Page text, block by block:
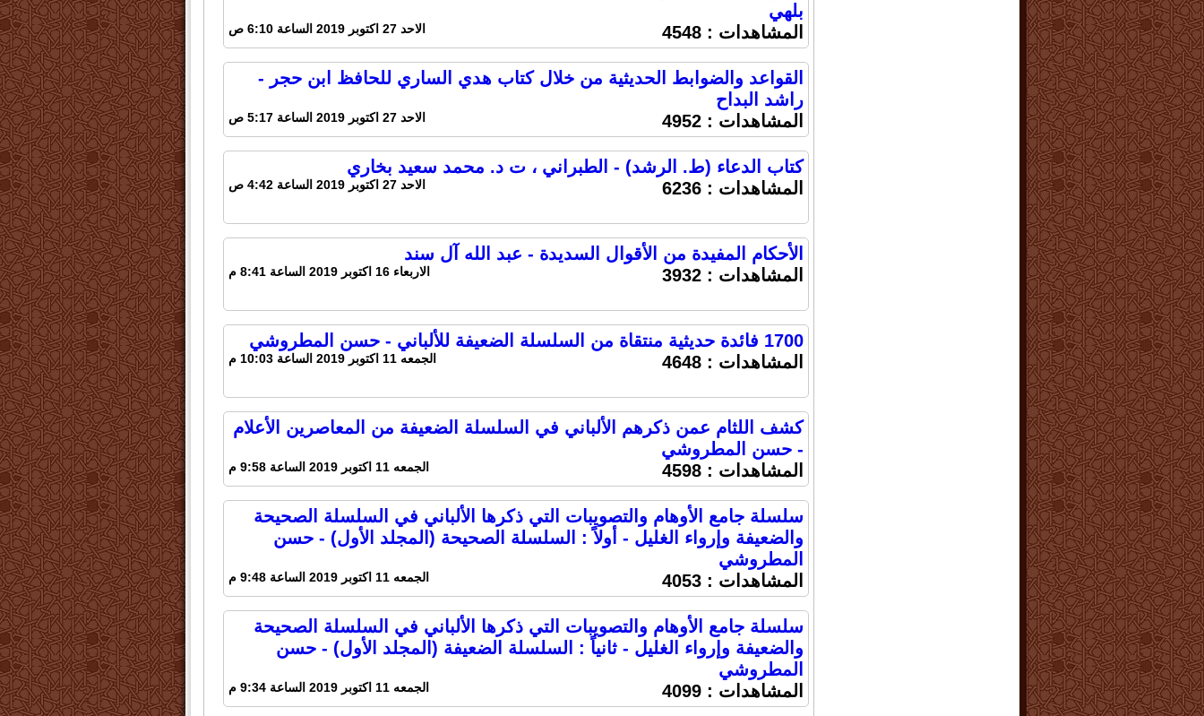
بلهي
المشاهدات :4548 الاحد 27 اكتوبر 2019 الساعة 6:10 ص
القواعد والضوابط الحديثية من خلال كتاب هدي الساري للحافظ ابن حجر -
راشد البداح
المشاهدات :4952 الاحد 27 اكتوبر 2019 الساعة 5:17 ص
كتاب الدعاء (ط. الرشد) - الطبراني ، ت د. محمد سعيد بخاري
المشاهدات :6236 الاحد 27 اكتوبر 2019 الساعة 4:42 ص
الأحكام المفيدة من الأقوال السديدة - عبد الله آل سند
المشاهدات :3932 الاربعاء 16 اكتوبر 2019 الساعة 8:41 م
1700 فائدة حديثية منتقاة من السلسلة الضعيفة للألباني - حسن المطروشي
المشاهدات :4648 الجمعه 11 اكتوبر 2019 الساعة 10:03 م
كشف اللثام عمن ذكرهم الألباني في السلسلة الضعيفة من المعاصرين الأعلام
- حسن المطروشي
المشاهدات :4598 الجمعه 11 اكتوبر 2019 الساعة 9:58 م
سلسلة جامع الأوهام والتصويبات التي ذكرها الألباني في السلسلة الصحيحة
والضعيفة وإرواء الغليل - أولاً : السلسلة الصحيحة (المجلد الأول) - حسن
المطروشي
المشاهدات :4053 الجمعه 11 اكتوبر 2019 الساعة 9:48 م
سلسلة جامع الأوهام والتصويبات التي ذكرها الألباني في السلسلة الصحيحة
والضعيفة وإرواء الغليل - ثانياً : السلسلة الضعيفة (المجلد الأول) - حسن
المطروشي
المشاهدات :4099 الجمعه 11 اكتوبر 2019 الساعة 9:34 م